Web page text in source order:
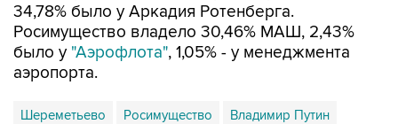
34,78% было у Аркадия Ротенберга.
Росимущество владело 30,46% МАШ, 2,43%
было у "Аэрофлота", 1,05% - у менеджмента
аэропорта.
Шереметьево Росимущество Владимир Путин